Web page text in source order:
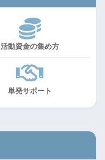
活動資金の集め方
単発サポート